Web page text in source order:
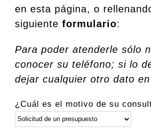
en esta página, o
siguiente formulario:
Para poder atenderle sólo
conocer su teléfono; si lo
dejar cualquier otro dato
¿Cuál es el motivo de su